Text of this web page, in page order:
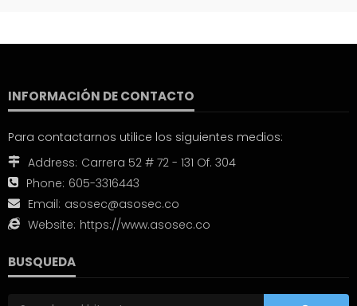
INFORMACIÓN DE CONTACTO
Para contactarnos utilice los siguientes medios:
Address: Carrera 52 # 72 - 131 Of. 304
Phone: 605-3316443
Email: asosec@asosec.co
Website: https://www.asosec.co
BUSQUEDA